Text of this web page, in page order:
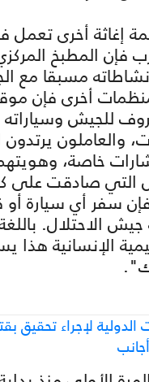
إغاثة أخرى تعمل
فإن المطبخ
مسبقا مع
أخرى فإن
للجيش وسياراته
والعاملون يرتدون
خاصة،
التي صادقت على
سفر أي سيارة أو
الاحتلال.
الإنسانية
الدولية لإجراء تحقيق